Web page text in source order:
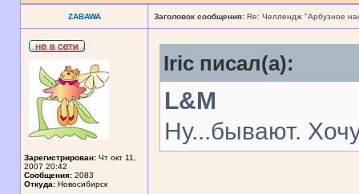
ZABAWA Заголовок сообщения: Re: Челлендж "Арбузное
Зарегистрирован: Чт окт 11,
2007 20:42
Сообщения: 2083
Откуда: Новосибирск
Iric писал(а):
L&M
Ну...бывают.